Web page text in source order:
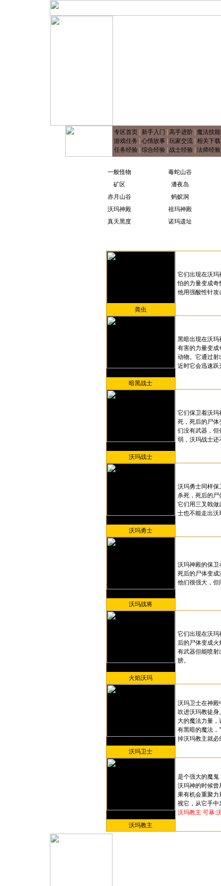
专区首页 新手入门 高手进阶 魔法技能
游戏任务
心情故事 玩家交流 相关下载
任务经验 综合经验 战士经验 法师经验
一般怪物
毒蛇山谷
矿区
潘夜岛
赤月山谷
蚂蚁洞
沃玛神殿
祖玛神殿
真天黑度
诺玛遗址
粪虫
它们出现在沃
怕的力量变成
他用强酸性针
暗黑战士
黑暗出现在沃
有害的力量变
动物。它通过
近时它会迅速跃
沃玛战士
它们保卫着沃
死，死后的尸
们没有武器，
弱，沃玛战士
沃玛勇士
沃玛勇士同样
杀死，死后的
它们用三叉戟
士也不能走出
沃玛战将
沃玛神殿的保
死后的尸体变
他们很强大，
火焰沃玛
它们出现在沃
后的尸体变成
有武器但能喷
膀。
沃玛卫士
沃玛卫士在神
吹进沃玛教徒
大的魔法力量，
有黑暗的魔法，
掉沃玛教主就
沃玛教主
是个强大的魔
沃玛神的时候
果有机会重聚
视它，从它手
沃玛教主 可暴: